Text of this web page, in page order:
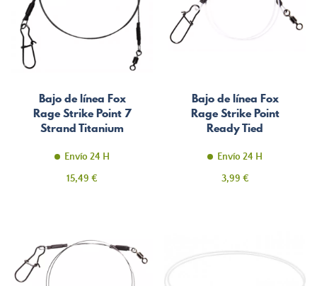
Bajo de línea Fox
Rage Strike Point 7
Strand Titanium
Envío 24 H
Precio
15,49 €
Bajo de línea Fox
Rage Strike Point
Ready Tied
Envío 24 H
Precio
3,99 €